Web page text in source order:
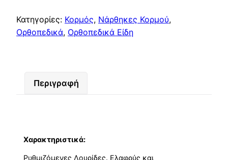
Κατηγορίες: Κορμός, Νάρθηκες Κορμού,
Ορθοπεδικά, Ορθοπεδικά Είδη
Περιγραφή
Χαρακτηριστικά:
Ρυθμιζόμενες Λουρίδες. Ελαφρύς και